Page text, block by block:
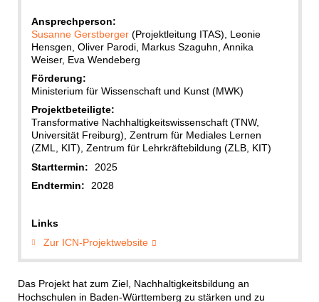
Ansprechperson:
Susanne Gerstberger(Projektleitung ITAS), Leonie
Hensgen, Oliver Parodi, Markus Szaguhn, Annika
Weiser, Eva Wendeberg
Förderung:
Ministerium für Wissenschaft und Kunst (MWK)
Projektbeteiligte:
Transformative Nachhaltigkeitswissenschaft (TNW,
Universität Freiburg), Zentrum für Mediales Lernen
(ZML, KIT), Zentrum für Lehrkräftebildung (ZLB, KIT)
Starttermin:
2025
Endtermin:
2028
Links
Zur ICN-Projektwebsite
Das Projekt hat zum Ziel, Nachhaltigkeitsbildung an
Hochschulen in Baden-Württemberg zu stärken und zu